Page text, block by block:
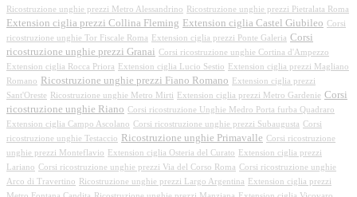
Ricostruzione unghie prezzi Metro Alessandrino
Ricostruzione unghie prezzi Pietralata Roma
Extension ciglia prezzi Collina Fleming Extension ciglia Castel Giubileo Corsi
ricostruzione unghie Tor Fiscale Roma
Extension ciglia prezzi Ponte Galeria Corsi
ricostruzione unghie prezzi Granai Corsi ricostruzione unghie Cortina d'Ampezzo
Extension ciglia Rocca Priora
Extension ciglia Lucio Sestio
Extension ciglia prezzi Magliano
Romano
Ricostruzione unghie prezzi Fiano Romano
Extension ciglia prezzi
Sant'Oreste
Ricostruzione unghie Metro Mirti Extension ciglia prezzi Metro Gardenie Corsi
ricostruzione unghie Riano Corsi ricostruzione Unghie Medro Porta furba Quadraro
Extension ciglia Campo Ascolano Corsi ricostruzione unghie prezzi Subaugusta Corsi
ricostruzione unghie Testaccio
Ricostruzione unghie Primavalle Corsi ricostruzione
unghie prezzi Monteflavio
Extension ciglia Osteria del Curato
Extension ciglia prezzi
Lariano Corsi ricostruzione unghie prezzi Via del Corso Roma Corsi ricostruzione unghie
Arco di Travertino
Ricostruzione unghie prezzi Largo Argentina
Extension ciglia prezzi